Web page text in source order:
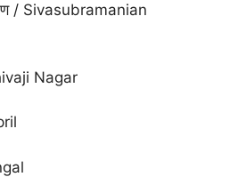
/ Sivasubramanian
Nagar